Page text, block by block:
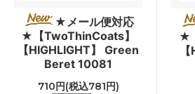
★メール便対応
★【TwoThinCoats】
【HIGHLIGHT】 Green
Beret 10081
710円(税込781円)
★